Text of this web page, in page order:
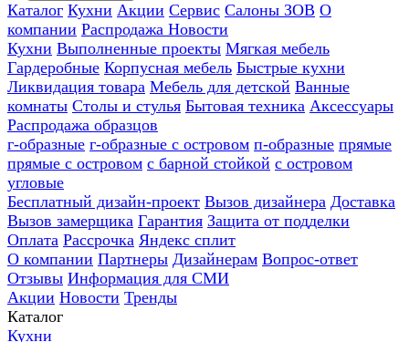
Каталог Кухни Акции Сервис Салоны ЗОВ О
компании Распродажа Новости
Кухни Выполненные проекты Мягкая мебель
Гардеробные Корпусная мебель Быстрые кухни
Ликвидация товара Мебель для детской Ванные
комнаты Столы и стулья Бытовая техника Аксессуары
Распродажа образцов
г-образные г-образные с островом п-образные прямые
прямые с островом с барной стойкой с островом
угловые
Бесплатный дизайн-проект Вызов дизайнера Доставка
Вызов замерщика Гарантия Защита от подделки
Оплата Рассрочка Яндекс сплит
О компании Партнеры Дизайнерам Вопрос-ответ
Отзывы Информация для СМИ
Акции Новости Тренды
Каталог
Кухни